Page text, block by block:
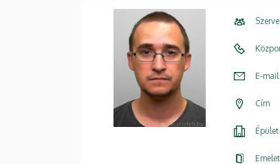
E-
Cím
Épület